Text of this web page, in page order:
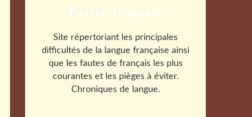
Parler français
Site répertoriant les principales
difficultés de la langue française ainsi
que les fautes de français les plus
courantes et les pièges à éviter.
Chroniques de langue.